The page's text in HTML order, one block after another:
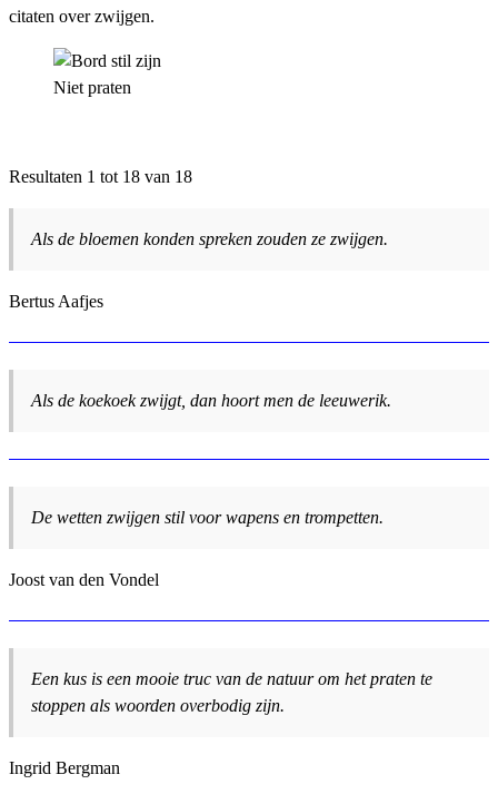
citaten over zwijgen.
Niet praten
Resultaten 1 tot 18 van 18
Als de bloemen konden spreken zouden ze zwijgen.
Bertus Aafjes
Als de koekoek zwijgt, dan hoort men de leeuwerik.
De wetten zwijgen stil voor wapens en trompetten.
Joost van den Vondel
Een kus is een mooie truc van de natuur om het praten te
stoppen als woorden overbodig zijn.
Ingrid Bergman